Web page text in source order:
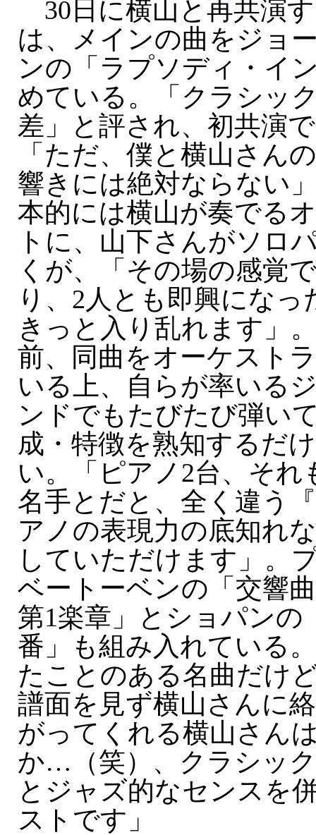
30日に横山と再共演
は、メインの曲をジョ
ンの「ラプソディ・イ
めている。「クラシッ
差」と評され、初共演
「ただ、僕と横山さん
響きには絶対ならない
本的には横山が奏でる
トに、山下さんがソロ
くが、「その場の感覚
り、2人とも即興にな
きっと入り乱れます」
前、同曲をオーケスト
いる上、自らが率いる
ンドでもたびたび弾い
成・特徴を熟知するだ
い。「ピアノ2台、それ
名手とだと、全く違う
アノの表現力の底知れ
していただけます」。
ベートーベンの「交響
第1楽章」とショパンの
番」も組み入れている
たことのある名曲だけ
譜面を見ず横山さんに
がってくれる横山さん
か…（笑）、クラシッ
とジャズ的なセンスを
ストです」